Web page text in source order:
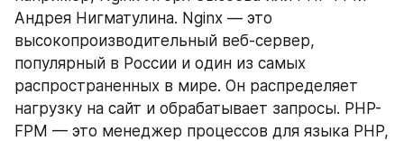
Андрея Нигматулина. Nginx — это
высокопроизводительный веб-сервер,
популярный в России и один из самых
распространенных в мире. Он распределяет
нагрузку на сайт и обрабатывает запросы. PHP-
FPM — это менеджер процессов для языка PHP,